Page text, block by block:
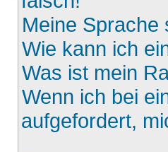
Meine Sprache
Wie kann ich
Was ist mein
Wenn ich bei
aufgefordert,